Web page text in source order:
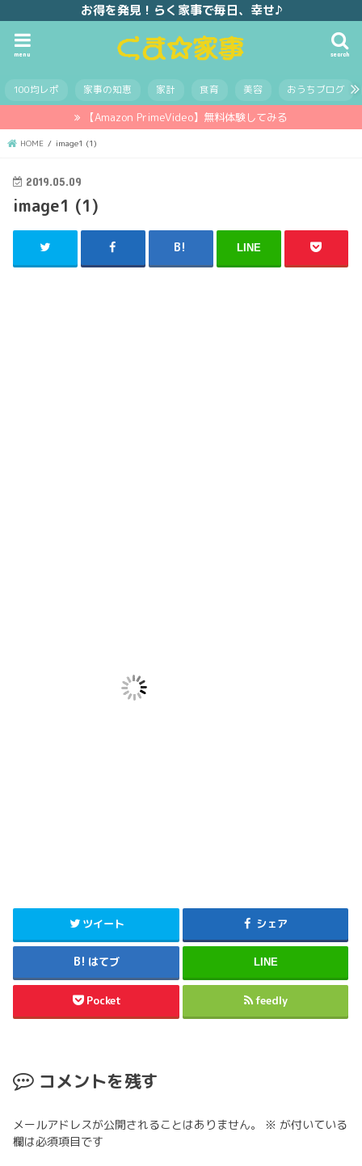
お得を発見！らく家事で毎日、幸せ♪
search
menu
100均レポ 家事の知恵 家計 食育 美容 おうちブログ
【Amazon PrimeVideo】無料体験してみる
HOME image1 (1)
2019.05.09
image1 (1)
LINE
ツイート シェア
はてブ LINE
Pocket feedly
コメントを残す
メールアドレスが公開されることはありません。 ※ が付いている
欄は必須項目です